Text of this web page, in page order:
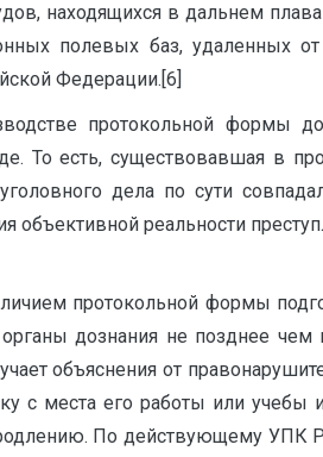
находящихся в дальнем
полевых баз, удаленных
Федерации.[6]
протокольной формы
То есть, существовавшая в
дела по сути
объективной реальности
протокольной формы
дознания не позднее чем
объяснения от
с места его работы или
По действующему УПК